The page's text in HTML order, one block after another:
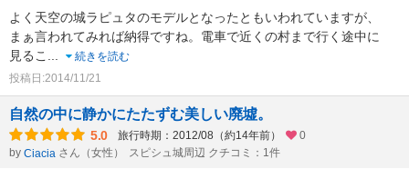
よく天空の城ラピュタのモデルとなったともいわれていますが、
まぁ言われてみれば納得ですね。電車で近くの村まで行く途中に
見るこ
続きを読む
投稿日:2014/11/21
自然の中に静かにたたずむ美しい廃墟。
5.0 旅行時期：2012/08（約14年前）
0
by Ciacia さん（女性） スピシュ城周辺 クチコミ：1件